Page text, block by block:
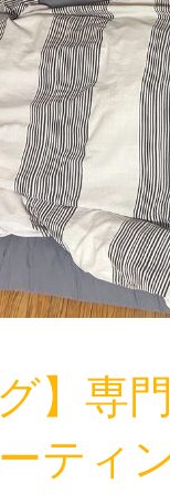
】専
ティン